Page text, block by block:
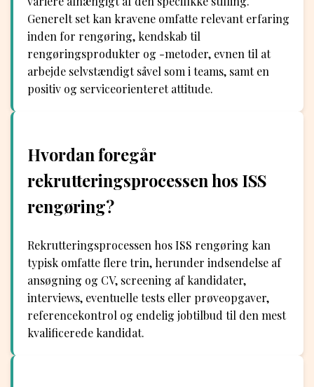
Generelt set kan kravene omfatte relevant erfaring
inden for rengøring, kendskab til
rengøringsprodukter og -metoder, evnen til at
arbejde selvstændigt såvel som i teams, samt en
positiv og serviceorienteret attitude.
Hvordan foregår
rekrutteringsprocessen hos ISS
rengøring?
Rekrutteringsprocessen hos ISS rengøring kan
typisk omfatte flere trin, herunder indsendelse af
ansøgning og CV, screening af kandidater,
interviews, eventuelle tests eller prøveopgaver,
referencekontrol og endelig jobtilbud til den mest
kvalificerede kandidat.